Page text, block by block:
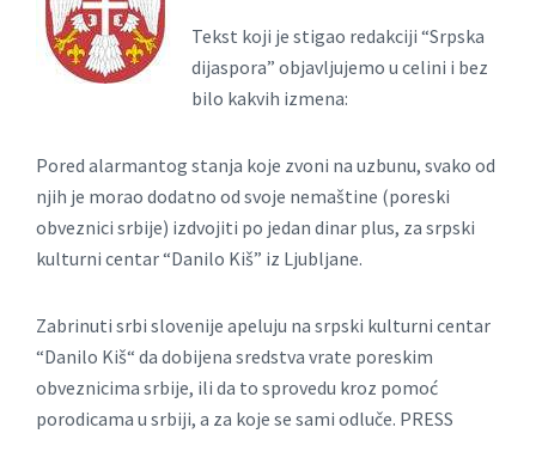
Tekst koji je stigao redakciji “Srpska
dijaspora” objavljujemo u celini i bez
bilo kakvih izmena:
Pored alarmantog stanja koje zvoni na uzbunu, svako od
njih je morao dodatno od svoje nemaštine (poreski
obveznici srbije) izdvojiti po jedan dinar plus, za srpski
kulturni centar “Danilo Kiš” iz Ljubljane.
Zabrinuti srbi slovenije apeluju na srpski kulturni centar
“Danilo Kiš“ da dobijena sredstva vrate poreskim
obveznicima srbije, ili da to sprovedu kroz pomoć
porodicama u srbiji, a za koje se sami odluče. PRESS